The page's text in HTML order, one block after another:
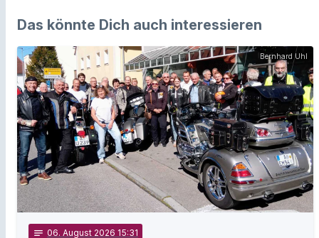
Das könnte Dich auch interessieren
Bernhard Uhl
notes 06. August 2026 15:31